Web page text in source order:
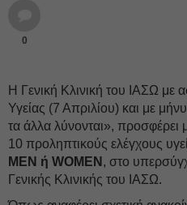
0
H Γενική Κλινική του ΙΑΣΩ
Υγείας (7 Απριλίου) και με
τα άλλα λύνονται»,
10 προληπτικούς ελέγχους
MEN ή WOMEN , στο
Γενικής Κλινικής του ΙΑΣΩ.